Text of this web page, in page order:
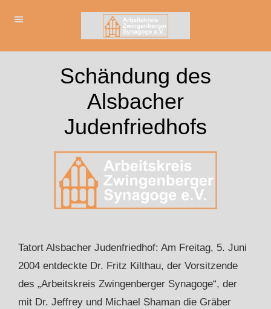
Schändung des
Alsbacher
Judenfriedhofs
Tatort Alsbacher Judenfriedhof: Am Freitag, 5. Juni
2004 entdeckte Dr. Fritz Kilthau, der Vorsitzende
des „Arbeitskreis Zwingenberger Synagoge“, der
mit Dr. Jeffrey und Michael Shaman die Gräber